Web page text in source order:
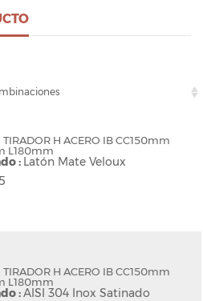
TIRADOR H ACERO IB CC150mm
L180mm
: Latón Mate Veloux
TIRADOR H ACERO IB CC150mm
L180mm
:AISI 304 Inox Satinado